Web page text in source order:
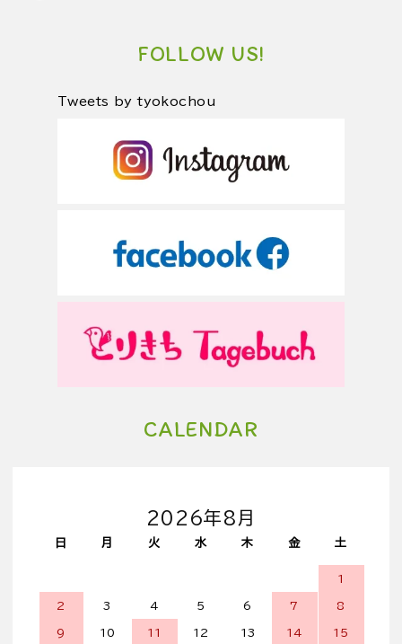
FOLLOW US!
Tweets by tyokochou
CALENDAR
2026年8月
日 月 火 水 木 金 土
1
2 3 4 5 6 7 8
9 10 11 12 13 14 15